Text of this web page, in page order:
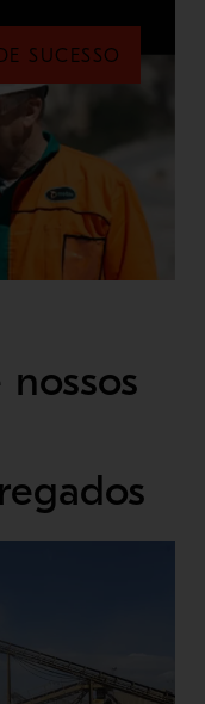
SUCESSO